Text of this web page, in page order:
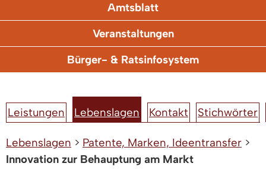
Amtsblatt
Veranstaltungen
Bürger- & Ratsinfosystem
Leistungen Lebenslagen Kontakt Stichwörter
Lebenslagen > Patente, Marken, Ideentransfer >
Innovation zur Behauptung am Markt